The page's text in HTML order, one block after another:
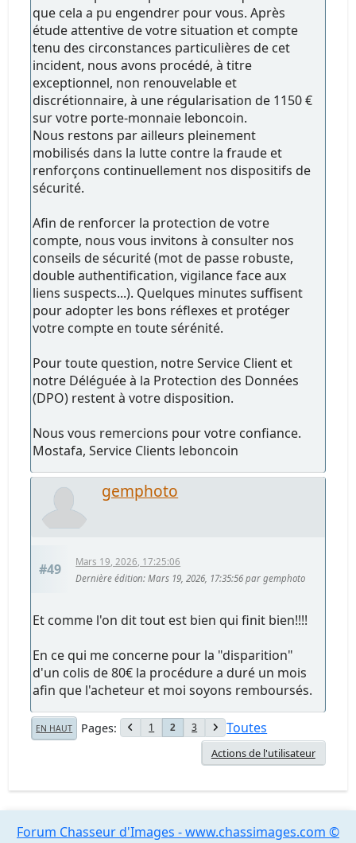
que cela a pu engendrer pour vous. Après
étude attentive de votre situation et compte
tenu des circonstances particulières de cet
incident, nous avons procédé, à titre
exceptionnel, non renouvelable et
discrétionnaire, à une régularisation de 1150 €
sur votre porte-monnaie leboncoin.
Nous restons par ailleurs pleinement
mobilisés dans la lutte contre la fraude et
renforçons continuellement nos dispositifs de
sécurité.
Afin de renforcer la protection de votre
compte, nous vous invitons à consulter nos
conseils de sécurité (mot de passe robuste,
double authentification, vigilance face aux
liens suspects...). Quelques minutes suffisent
pour adopter les bons réflexes et protéger
votre compte en toute sérénité.
Pour toute question, notre Service Client et
notre Déléguée à la Protection des Données
(DPO) restent à votre disposition.
Nous vous remercions pour votre confiance.
Mostafa, Service Clients leboncoin
gemphoto
#49
Mars 19, 2026, 17:25:06
Dernière édition: Mars 19, 2026, 17:35:56 par gemphoto
Et comme l'on dit tout est bien qui finit bien!!!!
En ce qui me concerne pour la "disparition"
d'un colis de 80€ la procédure a duré un mois
afin que l'acheteur et moi soyons remboursés.
EN HAUT Pages 1 2 3 Toutes
Actions de l'utilisateur
Forum Chasseur d'Images - www.chassimages.com ©